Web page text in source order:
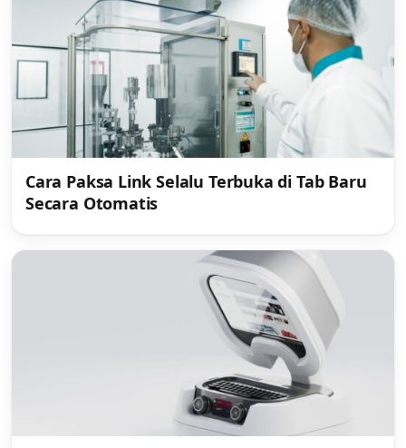
Cara Paksa Link Selalu Terbuka di Tab Baru
Secara Otomatis